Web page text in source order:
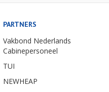
PARTNERS
Vakbond Nederlands
Cabinepersoneel
TUI
NEWHEAP